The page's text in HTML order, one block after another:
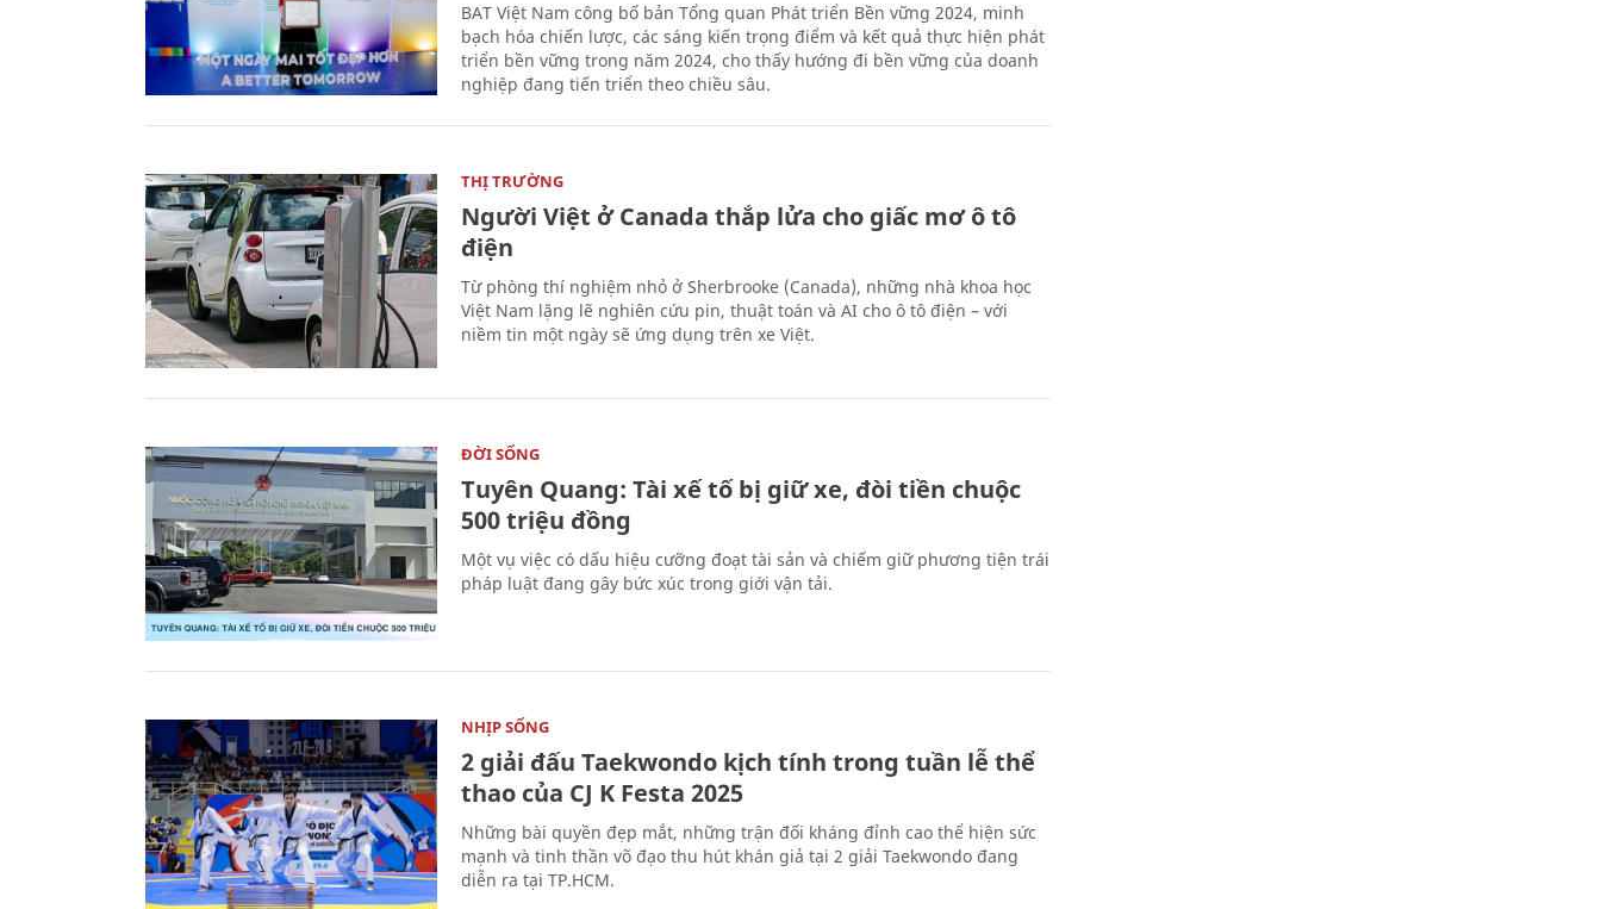
BAT Việt Nam công bố bản Tổng quan Phát triển Bền vững 2024, minh
bạch hóa chiến lược, các sáng kiến trọng điểm và kết quả thực hiện phát
triển bền vững trong năm 2024, cho thấy hướng đi bền vững của doanh
nghiệp đang tiến triển theo chiều sâu.
THỊ TRƯỜNG
Người Việt ở Canada thắp lửa cho giấc mơ ô tô
điện
Từ phòng thí nghiệm nhỏ ở Sherbrooke (Canada), những nhà khoa học
Việt Nam lặng lẽ nghiên cứu pin, thuật toán và AI cho ô tô điện – với
niềm tin một ngày sẽ ứng dụng trên xe Việt.
ĐỜI SỐNG
Tuyên Quang: Tài xế tố bị giữ xe, đòi tiền chuộc
500 triệu đồng
Một vụ việc có dấu hiệu cưỡng đoạt tài sản và chiếm giữ phương tiện trái
pháp luật đang gây bức xúc trong giới vận tải.
NHỊP SỐNG
2 giải đấu Taekwondo kịch tính trong tuần lễ thể
thao của CJ K Festa 2025
Những bài quyền đẹp mắt, những trận đối kháng đỉnh cao thể hiện sức
mạnh và tinh thần võ đạo thu hút khán giả tại 2 giải Taekwondo đang
diễn ra tại TP.HCM.